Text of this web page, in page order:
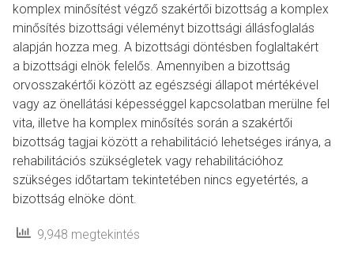
komplex minősítést végző szakértői bizottság a komplex
minősítés bizottsági véleményt bizottsági állásfoglalás
alapján hozza meg. A bizottsági döntésben foglaltakért
a bizottsági elnök felelős. Amennyiben a bizottság
orvosszakértői között az egészségi állapot mértékével
vagy az önellátási képességgel kapcsolatban merülne fel
vita, illetve ha komplex minősítés során a szakértői
bizottság tagjai között a rehabilitáció lehetséges iránya, a
rehabilitációs szükségletek vagy rehabilitációhoz
szükséges időtartam tekintetében nincs egyetértés, a
bizottság elnöke dönt.
9,948 megtekintés